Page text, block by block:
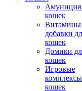
Амуниция
кошек
Витамины
добавки
кошек
Домики
кошек
Игровые
кошек